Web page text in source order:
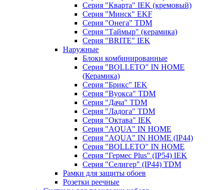
Серия "Кварта" IEK (кремовый)
Серия "Минск" EKF
Серия "Онега" TDM
Серия "Таймыр" (керамика)
Серия "BRITE" IEK
Наружные
Блоки комбинированные
Серия "BОLLETO" IN HOME
(Керамика)
Серия "Брикс" IEK
Серия "Вуокса" TDM
Серия "Дача" TDM
Серия "Ладога" TDM
Серия "Октава" IEK
Серия "AQUA" IN HOME
Серия "AQUA" IN HOME (IP44)
Серия "BОLLETO" IN HOME
Серия "Гермес Plus" (IP54) IEK
Серия "Селигер" (IP44) TDM
Рамки для защиты обоев
Розетки реечные